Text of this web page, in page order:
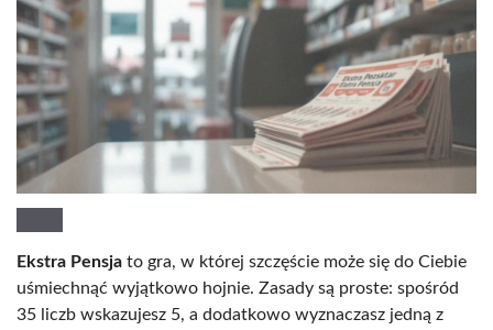
Ekstra Pensja to gra, w której szczęście może się do Ciebie
uśmiechnąć wyjątkowo hojnie. Zasady są proste: spośród
35 liczb wskazujesz 5, a dodatkowo wyznaczasz jedną z